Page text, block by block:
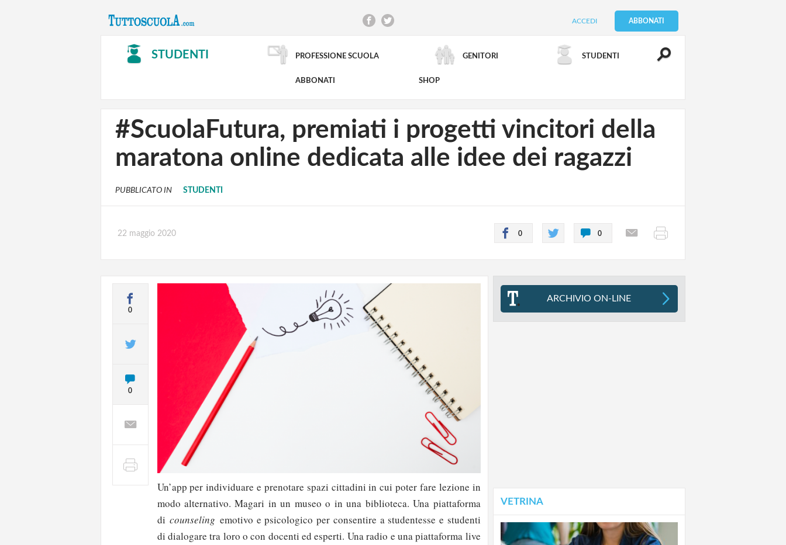
ACCEDI ABBONATI
STUDENTI PROFESSIONE SCUOLA GENITORI STUDENTI
ABBONATI SHOP
RICERCA AVANZATA
#ScuolaFutura, premiati i progetti vincitori della
maratona online dedicata alle idee dei ragazzi
PUBBLICATO IN STUDENTI
22 maggio 2020 0 0
0
0
Un’app per individuare e prenotare spazi cittadini in cui poter fare lezione in
modo alternativo. Magari in un museo o in una biblioteca. Una piattaforma
dicounselingemotivo e psicologico per consentire a studentesse e studenti
di dialogare tra loro o con docenti ed esperti. Una radio e una piattaforma live
ARCHIVIO ON-LINE
VETRINA